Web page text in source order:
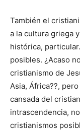
También el
a la cultura griega
histórica,
posibles. ¿Acaso
cristianismo de
Asia, África??,
cansada del
intrascendencia,
cristianismos